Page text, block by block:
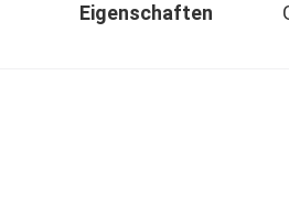
Eigenschaften